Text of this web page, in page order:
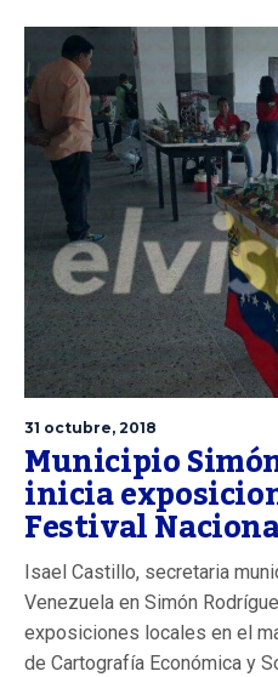
31 octubre, 2018
Municipio
inicia
Festival
Isael Castillo, secretaria
Venezuela en Simón
exposiciones locales en el
de Cartografía Económica y